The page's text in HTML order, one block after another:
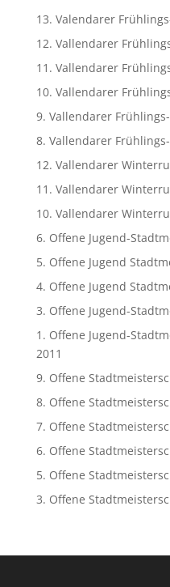
13. Valendarer
12. Vallendarer
11. Vallendarer
10. Vallendarer
9. Vallendarer
8. Vallendarer
12. Vallendarer
11. Vallendarer
10. Vallendarer
6. Offene Jugend-
5. Offene Jugend
4. Offene Jugend
3. Offene Jugend-
1. Offene Jugend-
2011
9. Offene
8. Offene
7. Offene
6. Offene
5. Offene
3. Offene